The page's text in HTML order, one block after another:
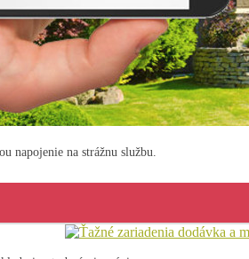
napojenie na strážnu službu.